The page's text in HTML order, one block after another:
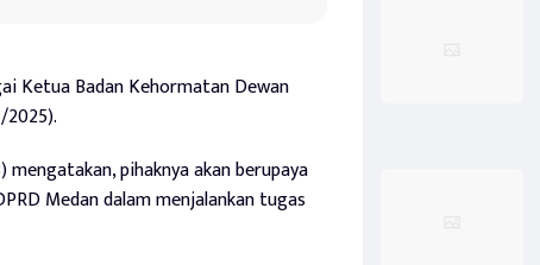
Ketua Badan Kehormatan Dewan
2025).
pihaknya akan berupaya
Medan dalam menjalankan tugas